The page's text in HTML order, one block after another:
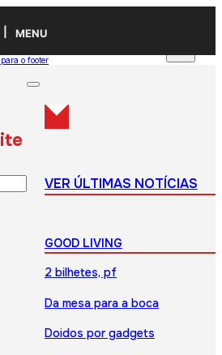
MENU
o footer
VER ÚLTIMAS NOTÍCIAS
GOOD LIVING
2 bilhetes, pf
Da mesa para a boca
Doidos por gadgets